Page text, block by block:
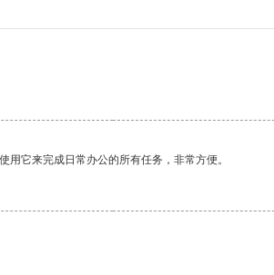
它来完成日常办公的所有任务，非常方便。